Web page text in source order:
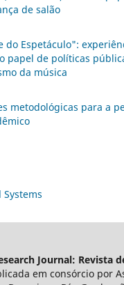
de salão
Espetáculo":
papel de políticas
da música
metodológicas para a
Systems
Journal: Revista
em consórcio por